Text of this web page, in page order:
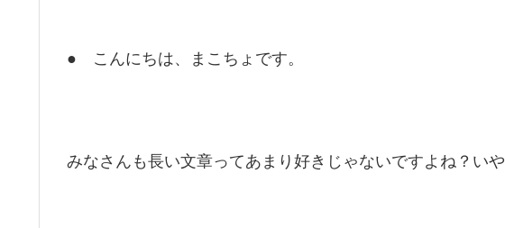
● こんにちは、まこちょです。
みなさんも長い文章ってあまり好きじゃないですよね？いや